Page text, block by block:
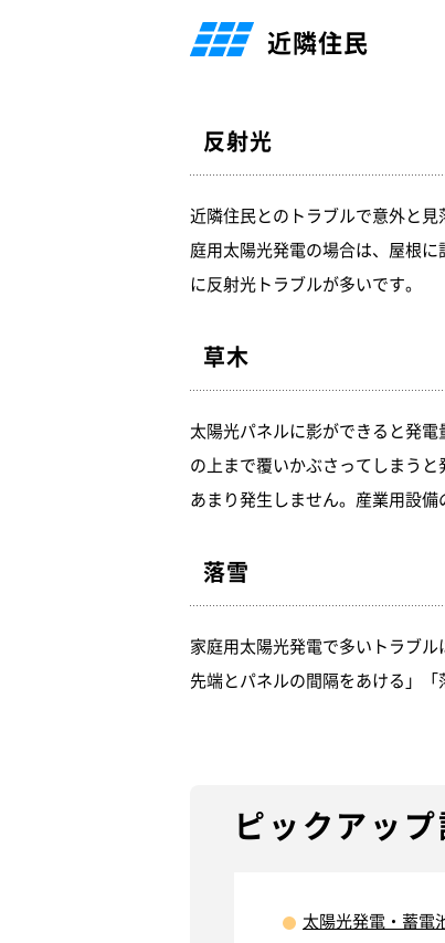
近隣住民
反射光
近隣住民とのトラブルで意外と
庭用太陽光発電の場合は、屋根
に反射光トラブルが多いです。
草木
太陽光パネルに影ができると発
の上まで覆いかぶさってしまう
あまり発生しません。産業用設
落雪
家庭用太陽光発電で多いトラブ
先端とパネルの間隔をあける」「
ピックアッ
太陽光発電・蓄電